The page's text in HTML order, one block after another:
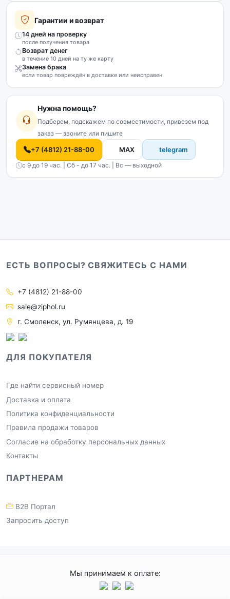
Гарантии и возврат
14 дней на проверку
после получения товара
Возврат денег
в течение 10 дней на ту же карту
Замена брака
если товар повреждён в доставке или неисправен
Нужна помощь?
Подберем, подскажем по совместимости, привезем под
заказ — звоните или пишите
+7 (4812) 21-88-00 MAX telegram
с 9 до 19 час. | Сб - до 17 час. | Вс — выходной
ЕСТЬ ВОПРОСЫ? СВЯЖИТЕСЬ С НАМИ
+7 (4812) 21-88-00
sale@ziphol.ru
г. Смоленск, ул. Румянцева, д. 19
ДЛЯ ПОКУПАТЕЛЯ
Где найти сервисный номер
Доставка и оплата
Политика конфиденциальности
Правила продажи товаров
Согласие на обработку персональных данных
Контакты
ПАРТНЕРАМ
B2B Портал
Запросить доступ
Мы принимаем к оплате: